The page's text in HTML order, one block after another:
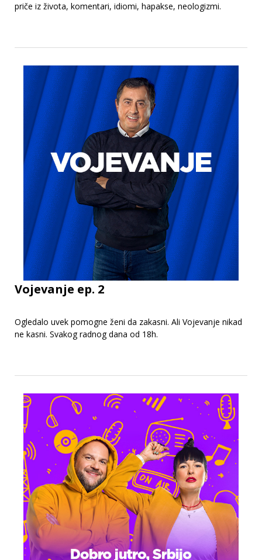
priče iz života, komentari, idiomi, hapakse, neologizmi.
Vojevanje ep. 2
Ogledalo uvek pomogne ženi da zakasni. Ali Vojevanje nikad
ne kasni. Svakog radnog dana od 18h.